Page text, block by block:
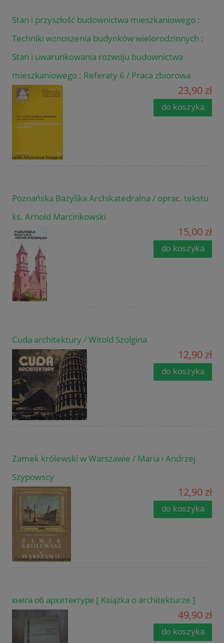
Stan i przyszłość budownictwa mieszkaniowego :
Techniki wznoszenia budynków wielorodzinnych :
Stan i uwarunkowania rozwoju budownictwa
mieszkaniowego : Referaty 6 / Praca zbiorowa
23,90 zł
do koszyka
Poznańska Bazylika Archikatedralna / oprac. tekstu
ks. Arnold Marcinkowski
15,00 zł
do koszyka
Cuda architektury / Witold Szolgina
12,90 zł
do koszyka
Zamek królewski w Warszawie / Maria i Andrzej
Szypowscy
12,90 zł
do koszyka
книга об архитектуре [ Książka o architekturze ]
49,90 zł
do koszyka